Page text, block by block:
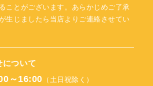
ことがございます。あらかじめご了承
生じましたら当店よりご連絡させてい
について
～16:00 （土日祝除く）